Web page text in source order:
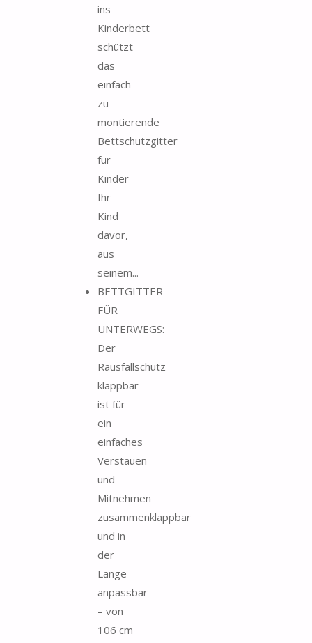
ins
Kinderbett
schützt
das
einfach
zu
montierende
Bettschutzgitter
für
Kinder
Ihr
Kind
davor,
aus
seinem...
BETTGITTER
FÜR
UNTERWEGS:
Der
Rausfallschutz
klappbar
ist für
ein
einfaches
Verstauen
und
Mitnehmen
zusammenklappbar
und in
der
Länge
anpassbar
– von
106 cm